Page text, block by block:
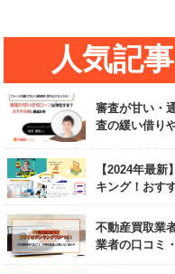
人気記事
審査が甘い・
査の緩い借り
【2024年最
キング！おす
不動産買取業
業者の口コミ